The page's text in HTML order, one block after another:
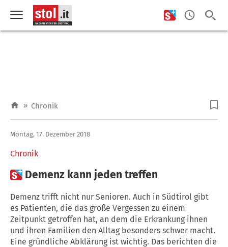
» Chronik
Chronik
Montag, 17. Dezember 2018
 Demenz kann jeden treffen
Demenz trifft nicht nur Senioren. Auch in Südtirol gibt
es Patienten, die das große Vergessen zu einem
Zeitpunkt getroffen hat, an dem die Erkrankung ihnen
und ihren Familien den Alltag besonders schwer macht.
Eine gründliche Abklärung ist wichtig. Das berichten die